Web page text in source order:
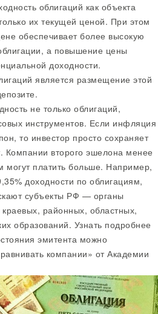
облигаций как объекта
их текущей ценой. При этом
обеспечивает более высокую
а повышение цены
доходности.
является размещение этой
не только облигаций,
инструментов. Если инфляция
то инвестор просто сохраняет
Компании второго эшелона менее
могут платить больше. Например,
доходности по облигациям,
субъекты РФ — органы
районных, областных,
образований. Узнать подробнее
эмитента можно
компании» от Академии